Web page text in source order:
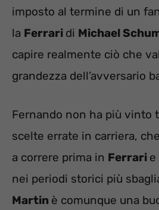
imposto al termine di un
la Ferrari di Michael
capire realmente ciò che
grandezza dell’avversario
Fernando non ha più vinto
scelte errate in carriera,
a correre prima in Ferrari e
nei periodi storici più
Martin è comunque una